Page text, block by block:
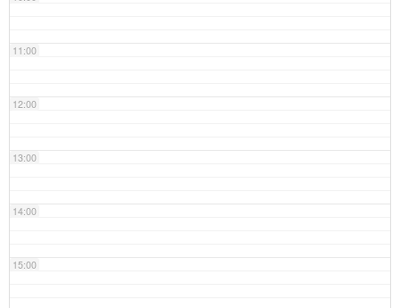
11:00
12:00
13:00
14:00
15:00